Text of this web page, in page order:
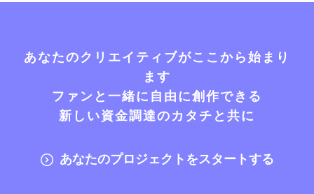
あなたのクリエイティブがここから始まり
ます
ファンと一緒に自由に創作できる
新しい資金調達のカタチと共に
あなたのプロジェクトをスタートする